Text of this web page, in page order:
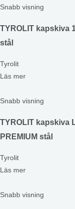
Snabb visning
TYROLIT kapskiva
stål
Tyrolit
Läs mer
Snabb visning
TYROLIT kapskiva
PREMIUM stål
Tyrolit
Läs mer
Snabb visning